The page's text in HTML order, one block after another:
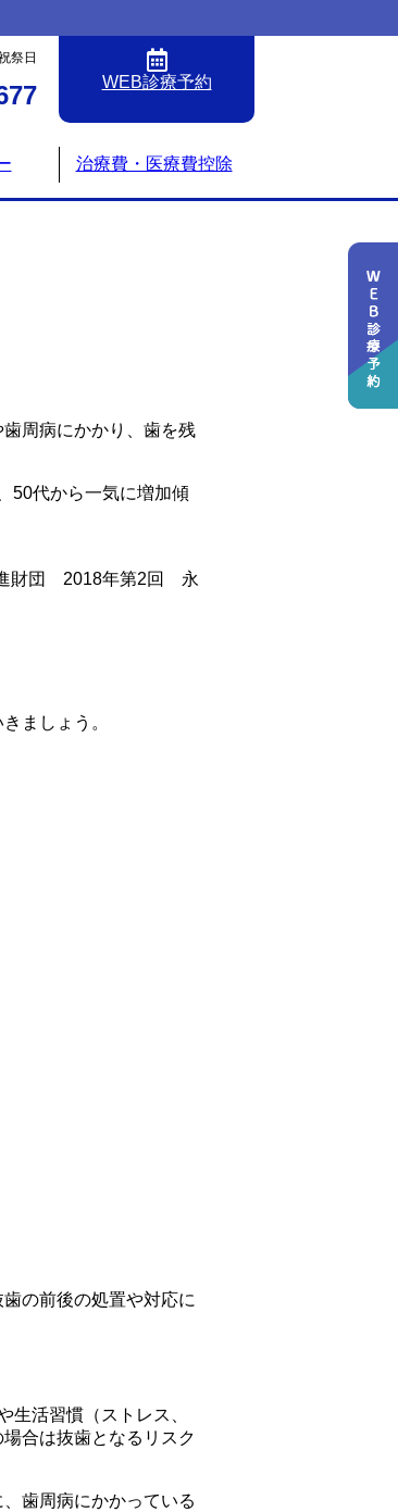
WEB診療予約
祭日
治療費・医療費控除
周病にかかり、歯を残
50代から一気に増加傾
財団 2018年第2回 永
ましょう。
の前後の処置や対応に
活習慣（ストレス、
合は抜歯となるリスク
歯周病にかかっている